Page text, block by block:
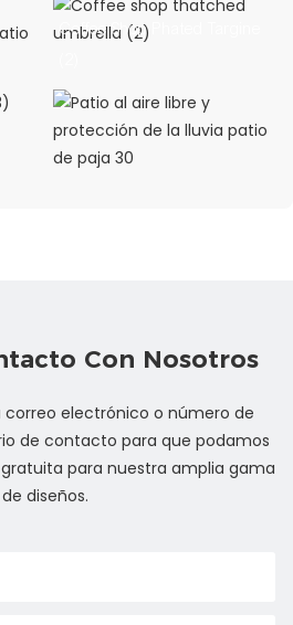
Coffee Shop Phated Targine
Con Nosotros
electrónico o número de
de contacto para que podamos
para nuestra amplia gama
de diseños.